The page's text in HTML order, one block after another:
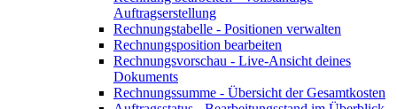
Auftragserstellung
Rechnungstabelle - Positionen verwalten
Rechnungsposition bearbeiten
Rechnungsvorschau - Live-Ansicht deines
Dokuments
Rechnungssumme - Übersicht der Gesamtkosten